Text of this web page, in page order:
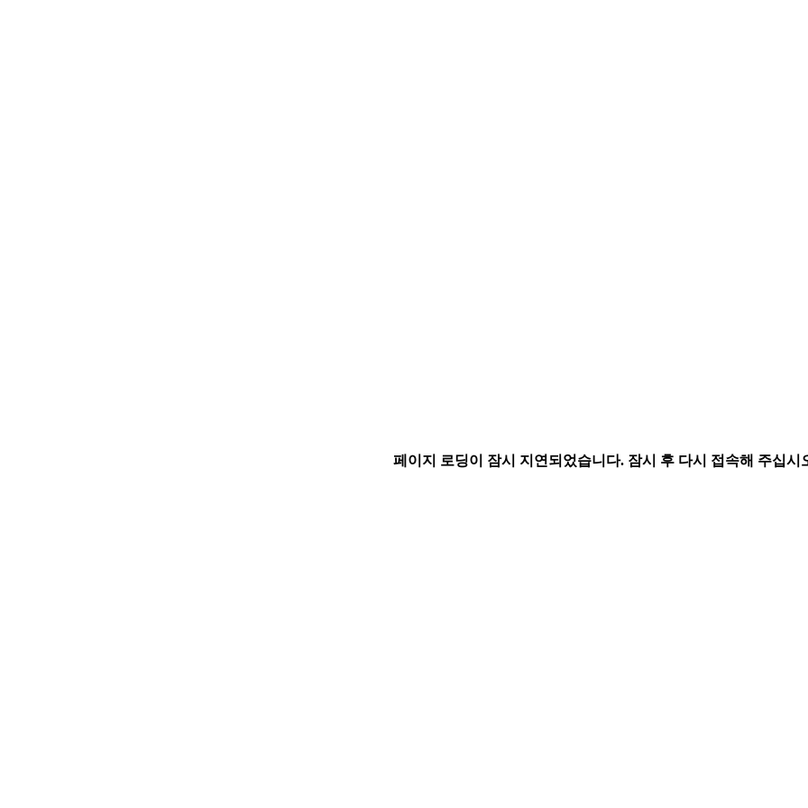
페이지 로딩이 잠시 지연되었습니다. 잠시 후 다시 접속해 주십시